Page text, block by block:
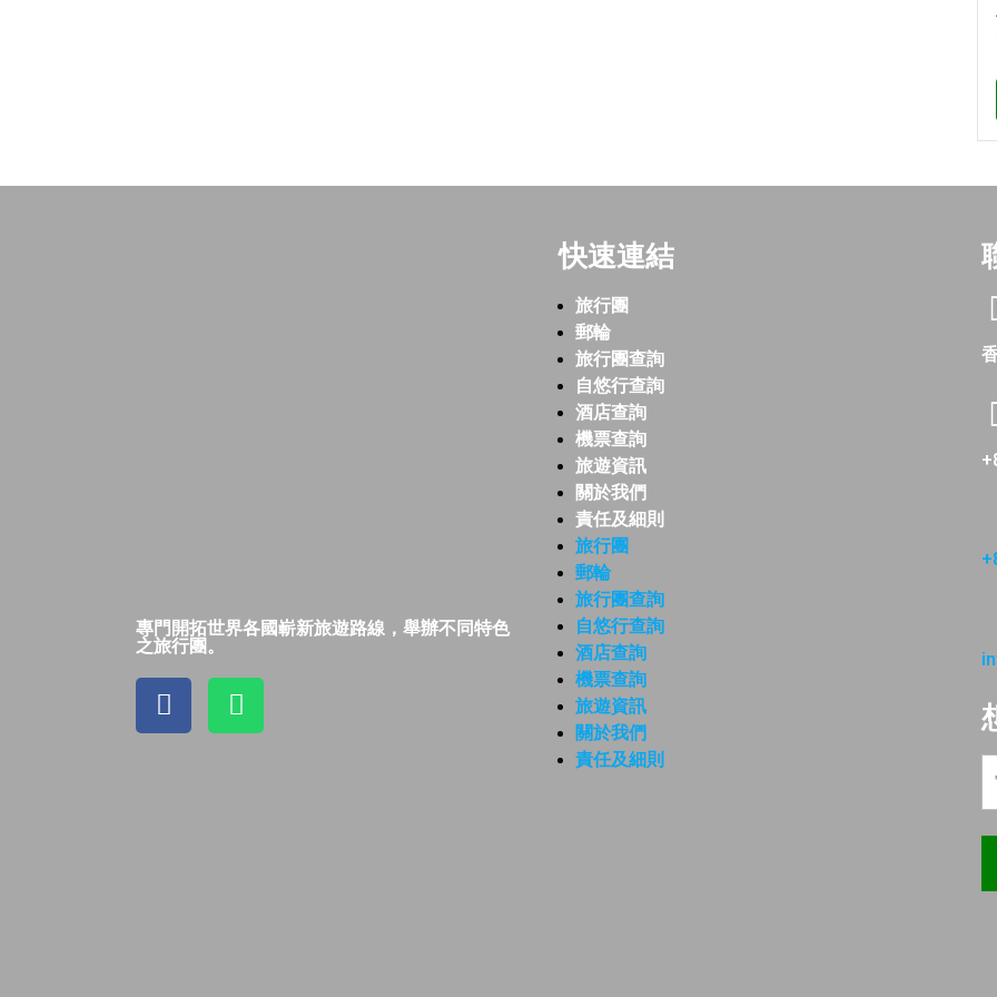
專門開拓世界各國嶄新旅遊路線，舉辦不同特色
之旅行團。
快速連結
旅行團
郵輪
旅行團查詢
自悠行查詢
酒店查詢
機票查詢
旅遊資訊
關於我們
責任及細則
旅行團
郵輪
旅行團查詢
自悠行查詢
酒店查詢
機票查詢
旅遊資訊
關於我們
責任及細則